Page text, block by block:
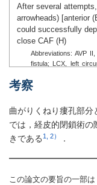
After several
arrowheads) [anterior
could successfully
close CAF (H)
Abbreviations: AVP
fistula; LCX, left
考察
曲がりくねり瘻孔部分
では，経皮的閉鎖術
きである 1, 2） ．
この論文の要旨の一部